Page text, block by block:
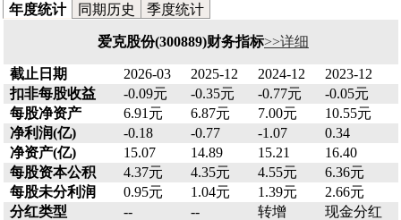
年度统计 同期历史 季度统计
爱克股份(300889)财务指标>>详细
截止日期 2026-03 2025-12 2024-12
2023-12
扣非每股收益
-0.09元 -0.35元 -0.77元
-0.05元
每股净资产
6.91元 6.87元 7.00元
10.55元
净利润(亿)
-0.18 -0.77 -1.07
0.34
净资产(亿)
15.07 14.89 15.21
16.40
每股资本公积
4.37元 4.35元 4.55元
6.36元
每股未分利润
0.95元 1.04元 1.39元
2.66元
分红类型
-- -- 转增
现金分红